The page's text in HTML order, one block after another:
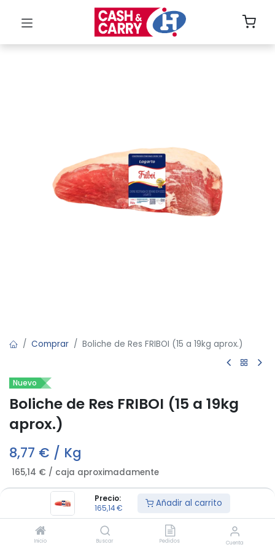
Precio:
165,14€ Añadir al carrito
Inicio Buscar Pedidos Cuenta
Comprar Boliche de Res FRIBOI (15 a 19kg aprox.)
Nuevo
Boliche de Res FRIBOI (15 a 19kg
aprox.)
8,77 € / Kg
165,14 € / caja aproximadamente
Fuera de stock
Reciba una notificación cuando vuelva a estar disponible